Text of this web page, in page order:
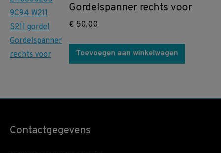
Gordelspanner rechts voor
€ 50,00
Toevoegen aan winkelwagen
Contactgegevens